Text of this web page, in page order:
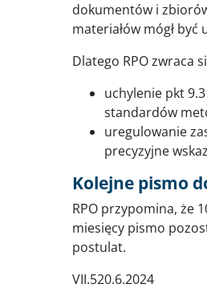
dokumentów i
materiałów mógł
Dlatego RPO zwraca
uchylenie pkt
standardów
uregulowanie
precyzyjne
Kolejne pismo
RPO przypomina, że
miesięcy pismo
postulat.
VII.520.6.2024